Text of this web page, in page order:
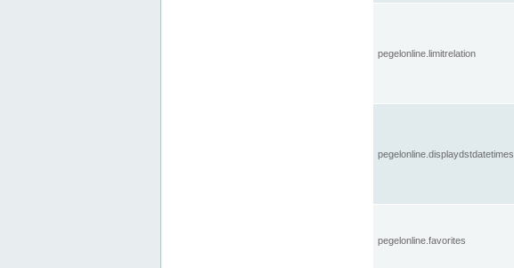
pegelonline.limitrelation
pegelonline.displaydstdatetimes
pegelonline.favorites